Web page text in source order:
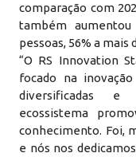
comparação com
também
pessoas, 56% a mais
“O RS Innovation
focado na
diversificadas e
ecossistema
conhecimento. Foi,
e nós nos